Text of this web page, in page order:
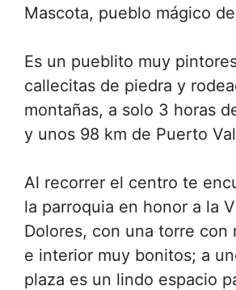
Mascota, pueblo mágico
Es un pueblito muy
callecitas de piedra y
montañas, a solo 3 horas
y unos 98 km de Puerto
Al recorrer el centro te
la parroquia en honor a la
Dolores, con una torre con
e interior muy bonitos; a
plaza es un lindo espacio